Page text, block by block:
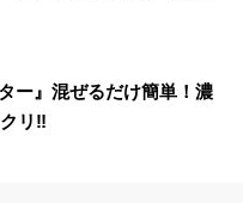
ー』混ぜるだけ簡単！濃
リ‼︎